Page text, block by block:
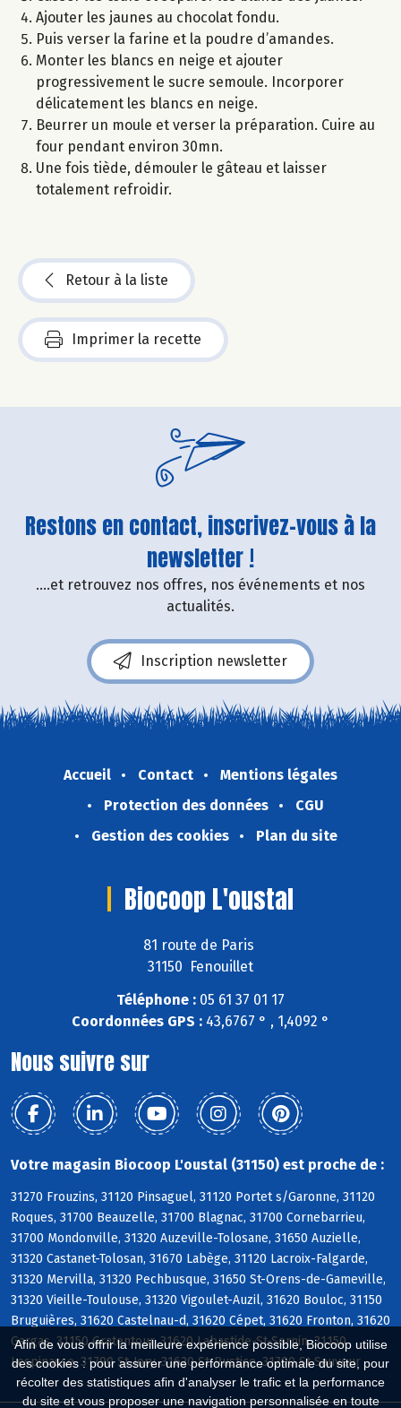
Afin de vous offrir la meilleure expérience possible, Biocoop utilise
des cookies : pour assurer une performance optimale du site, pour
récolter des statistiques afin d'analyser le trafic et la performance
du site et vous proposer une navigation personnalisée en toute
Ajouter les jaunes au chocolat fondu.
Puis verser la farine et la poudre d’amandes.
Monter les blancs en neige et ajouter
progressivement le sucre semoule. Incorporer
délicatement les blancs en neige.
Beurrer un moule et verser la préparation. Cuire au
four pendant environ 30mn.
Une fois tiède, démouler le gâteau et laisser
totalement refroidir.
Retour à la liste
Imprimer la recette
Restons en contact, inscrivez-vous à la
newsletter !
....et retrouvez nos offres, nos événements et nos
actualités.
Inscription newsletter
Accueil Contact
Mentions légales
Protection des données
CGU
Gestion des cookies
Plan du site
Biocoop L'oustal
81 route de Paris
31150 Fenouillet
Téléphone : 05 61 37 01 17
Coordonnées GPS : 43,6767 ° , 1,4092 °
Nous suivre sur
Votre magasin Biocoop L'oustal (31150) est proche de :
31270 Frouzins, 31120 Pinsaguel, 31120 Portet s/Garonne, 31120
Roques, 31700 Beauzelle, 31700 Blagnac, 31700 Cornebarrieu,
31700 Mondonville, 31320 Auzeville-Tolosane, 31650 Auzielle,
31320 Castanet-Tolosan, 31670 Labège, 31120 Lacroix-Falgarde,
31320 Mervilla, 31320 Pechbusque, 31650 St-Orens-de-Gameville,
31320 Vieille-Toulouse, 31320 Vigoulet-Auzil, 31620 Bouloc, 31150
Bruguières, 31620 Castelnau-d, 31620 Cépet, 31620 Fronton, 31620
Gargas, 31150 Gratentour, 31620 Labastide-St-Sernin, 31150
Lespinasse, 31790 St-Jory, 31620 St-Rustice, 31790 St-Sauveur